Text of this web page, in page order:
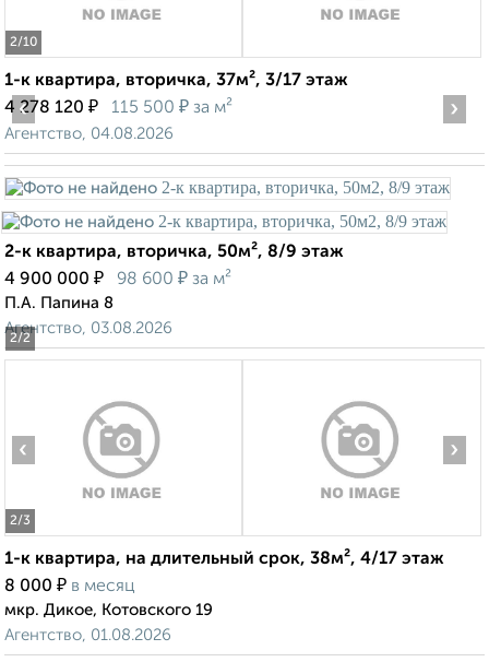
2/10
1-к квартира, вторичка, 37м², 3/17 этаж
4 278 120 ₽ 115 500 ₽ за м²
Агентство, 04.08.2026
2/2
‹ ›
2-к квартира, вторичка, 50м², 8/9 этаж
4 900 000 ₽ 98 600 ₽ за м²
П.А. Папина 8
Агентство, 03.08.2026
2/3
‹ ›
1-к квартира, на длительный срок, 38м², 4/17 этаж
8 000 ₽ в месяц
мкр. Дикое, Котовского 19
Агентство, 01.08.2026